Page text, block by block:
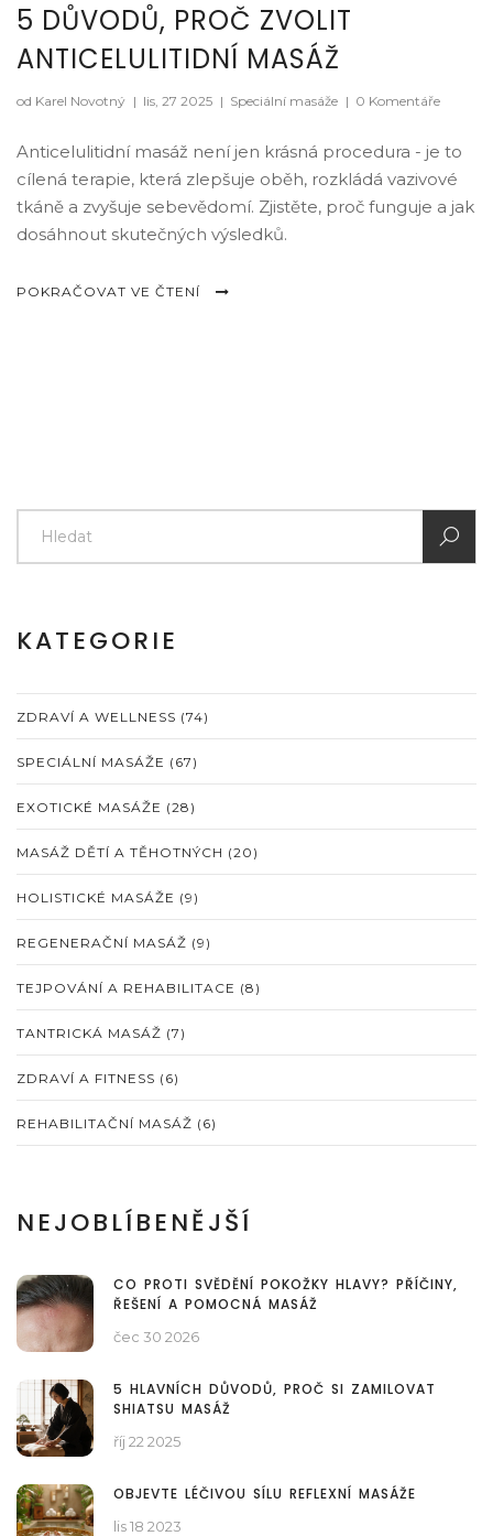
5 DŮVODŮ, PROČ ZVOLIT
ANTICELULITIDNÍ MASÁŽ
od Karel Novotný | lis, 27 2025 | Speciální masáže | 0 Komentáře
Anticelulitidní masáž není jen krásná procedura - je to
cílená terapie, která zlepšuje oběh, rozkládá vazivové
tkáně a zvyšuje sebevědomí. Zjistěte, proč funguje a jak
dosáhnout skutečných výsledků.
POKRAČOVAT VE ČTENÍ
KATEGORIE
ZDRAVÍ A WELLNESS (74)
SPECIÁLNÍ MASÁŽE (67)
EXOTICKÉ MASÁŽE (28)
MASÁŽ DĚTÍ A TĚHOTNÝCH (20)
HOLISTICKÉ MASÁŽE (9)
REGENERAČNÍ MASÁŽ (9)
TEJPOVÁNÍ A REHABILITACE (8)
TANTRICKÁ MASÁŽ (7)
ZDRAVÍ A FITNESS (6)
REHABILITAČNÍ MASÁŽ (6)
NEJOBLÍBENĚJŠÍ
CO PROTI SVĚDĚNÍ POKOŽKY HLAVY? PŘÍČINY,
ŘEŠENÍ A POMOCNÁ MASÁŽ
čec 30 2026
5 HLAVNÍCH DŮVODŮ, PROČ SI ZAMILOVAT
SHIATSU MASÁŽ
říj 22 2025
OBJEVTE LÉČIVOU SÍLU REFLEXNÍ MASÁŽE
lis 18 2023